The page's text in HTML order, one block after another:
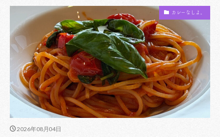
カレーなしよ。
2026年08月04日